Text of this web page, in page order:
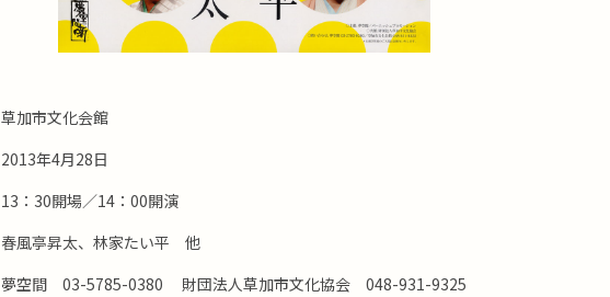
草加市文化会館
2013年4月28日
13：30開場／14：00開演
春風亭昇太、林家たい平 他
夢空間 03-5785-0380 財団法人草加市文化協会 048-931-9325